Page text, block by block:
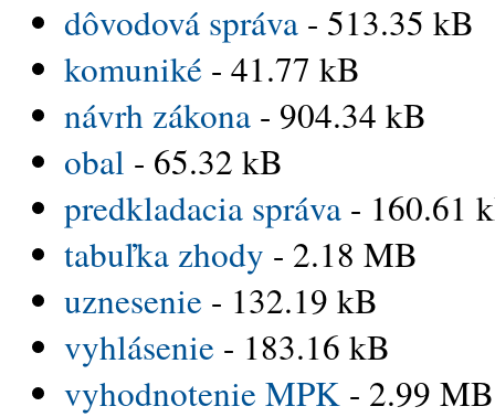
dôvodová správa - 513.35 kB
komuniké - 41.77 kB
návrh zákona - 904.34 kB
obal - 65.32 kB
predkladacia správa - 160.61
tabuľka zhody - 2.18 MB
uznesenie - 132.19 kB
vyhlásenie - 183.16 kB
vyhodnotenie MPK - 2.99 MB